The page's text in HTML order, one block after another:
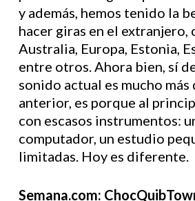
y además, hemos tenido la
hacer giras en el extranjero,
Australia, Europa, Estonia,
entre otros. Ahora bien, sí
sonido actual es mucho
anterior, es porque al
con escasos instrumentos:
computador, un estudio
limitadas. Hoy es diferente.
Semana.com: